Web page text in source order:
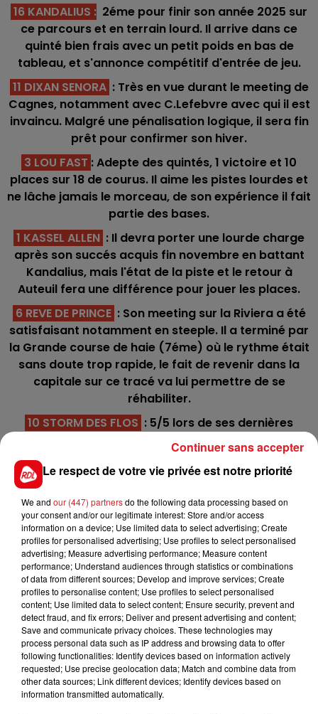
16 KANDALIUS : 2éme pour finir son année 2025 sur
ce parcours et en terrain lourd. Il arrive dans ce
quinté bien frais avec un petit poids en bas de
tableau, et s'annonce compétitif d'entrée de jeu.
11 DIXAN SENORA : Très en vue durant le meeting de
Cagnes, notamment avec C.Lefebvre avec qui il est
invaincu. Malgré une pénalisation logique, il sera fin
prêt pour confirmer son hiver.
3 LOU FAST : Adepte des quintés, 1 victoire et 10
places sur 18 de courus. Il aime les pistes lourdes et
ne lâche jamais le morceau, de son expérience il fait
partie des bases.
1 KASSEL ALLEN : Il devra porter une lourde charge
après son succés acquis fin novembre en battant
Kandalius, mais l'état de la piste et le retour à
Auteuil fera une différence pour jouer les places.
6 REVE DE PRINCE : Son meeting sur la Riviera a été
satisfaisant notamment en steeple. Il a terminé par
la Grande course de haie (7éme) où le rythme était
sans doute trop rapide, le fait de revenir dans la
capitale sur ce tracé va lui permettre de se
réhabiliter.
10 STORM DES FLOS : 5/5 lors de ses dernières
sorties à Auteuil, il va cette fois-ci monter de
catégorie avec une surcharge. Sur ce qu'il a réalisé,
il faut s'en méfier tout particulièrement.
13 KALINE DES BOULLAT: Aprés une victoire à Pau
le 31/12, elle est partie s'essayer sur les obstacles
anglais où cela n'a pas été très convaincant. Mieux
vaut la reprendre pour une 4/5 ème place.
*************
En direct des pistes
FILS D'ACTUS
Le respect de votre vie privée est notre priorité
We and our (447) partnersdo the following data processing based on
your consent and/or our legitimate interest: Store and/or access
information on a device; Use limited data to select advertising; Create
profiles for personalised advertising; Use profiles to select personalised
advertising; Measure advertising performance; Measure content
performance; Understand audiences through statistics or combinations
of data from different sources; Develop and improve services; Create
profiles to personalise content; Use profiles to select personalised
content; Use limited data to select content; Ensure security, prevent and
detect fraud, and fix errors; Deliver and present advertising and content;
Save and communicate privacy choices. These technologies may
process personal data such as IP address and browsing data to offer
following functionalities: Identify devices based on information actively
requested; Use precise geolocation data; Match and combine data from
other data sources; Link different devices; Identify devices based on
information transmitted automatically.
Continuer sans accepter